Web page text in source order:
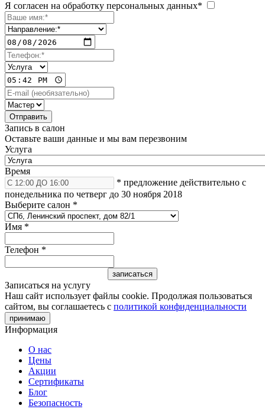
Я согласен на обработку персональных данных*
Запись в салон
Оставьте ваши данные и мы вам перезвоним
Услуга
Время
* предложение действительно с
понедельника по четверг до 30 ноября 2018
Выберите салон *
Имя *
Телефон *
Записаться на услугу
Наш сайт использует файлы cookie. Продолжая пользоваться
сайтом, вы соглашаетесь с политикой конфиденциальности
принимаю
Информация
О нас
Цены
Акции
Сертификаты
Блог
Безопасность